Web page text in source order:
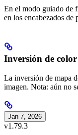
En el modo guiado de
en los encabezados de
Inversión de
La inversión de mapa
imagen. Nota: aún no
Jan 7, 2026
v1.79.3